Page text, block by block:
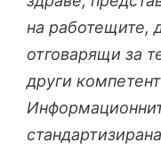
на работещите,
отговарящи за
други